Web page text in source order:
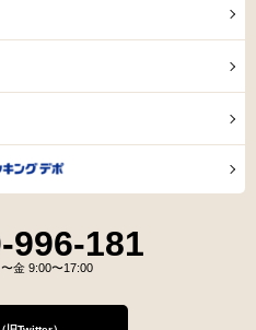
996-181
〜金 9:00〜17:00